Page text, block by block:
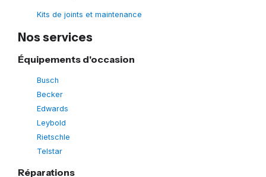
Kits de joints et maintenance
Nos services
Équipements d'occasion
Busch
Becker
Edwards
Leybold
Rietschle
Telstar
Réparations